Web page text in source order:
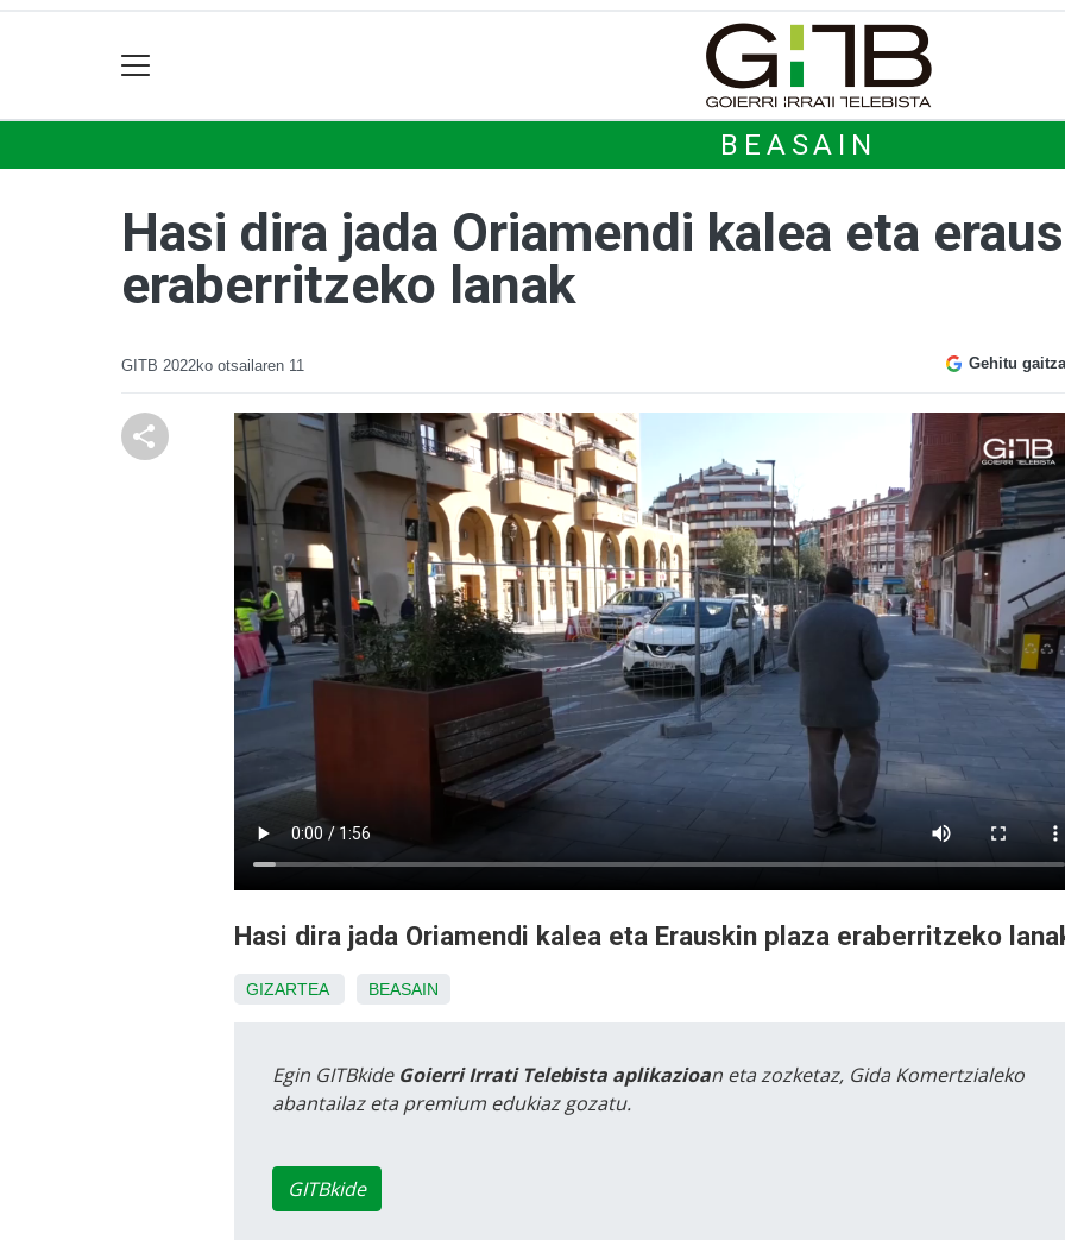
BEASAIN
Hasi dira jada Oriamendi kalea eta
eraberritzeko lanak
GITB 2022ko otsailaren 11 Gehitu
Hasi dira jada Oriamendi kalea eta Erauskin plaza eraberritzeko
GIZARTEA BEASAIN
Egin GITBkide Goierri Irrati Telebista aplikazioan eta zozketaz, Gida Komertzialeko
abantailaz eta premium edukiaz gozatu.
GITBkide